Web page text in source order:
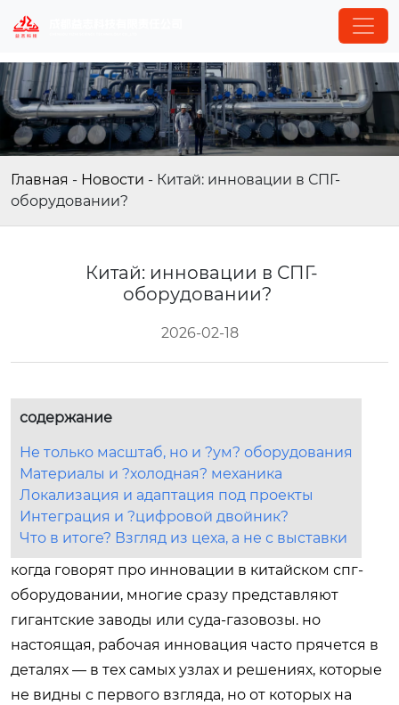
Главная - Новости - Китай: инновации в СПГ-
оборудовании?
Китай: инновации в СПГ-
оборудовании?
2026-02-18
содержание
Не только масштаб, но и ?ум? оборудования
Материалы и ?холодная? механика
Локализация и адаптация под проекты
Интеграция и ?цифровой двойник?
Что в итоге? Взгляд из цеха, а не с выставки
когда говорят про инновации в китайском спг-
оборудовании, многие сразу представляют
гигантские заводы или суда-газовозы. но
настоящая, рабочая инновация часто прячется в
деталях — в тех самых узлах и решениях, которые
не видны с первого взгляда, но от которых на